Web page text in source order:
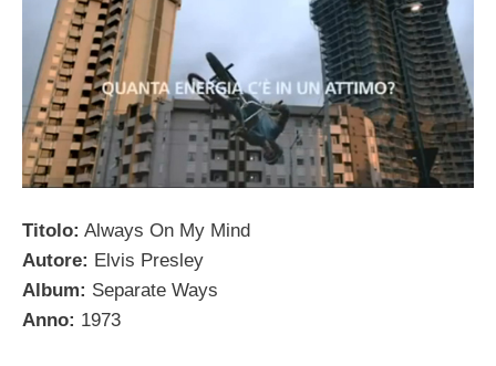
Titolo: Always On My Mind
Autore: Elvis Presley
Album: Separate Ways
Anno: 1973